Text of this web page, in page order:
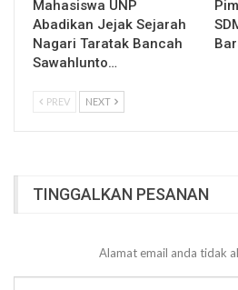
Mahasiswa UNP
Abadikan Jejak Sejarah
Nagari Taratak Bancah
Sawahlunto…
PREV NEXT
TINGGALKAN PESANAN
Alamat email anda tidak